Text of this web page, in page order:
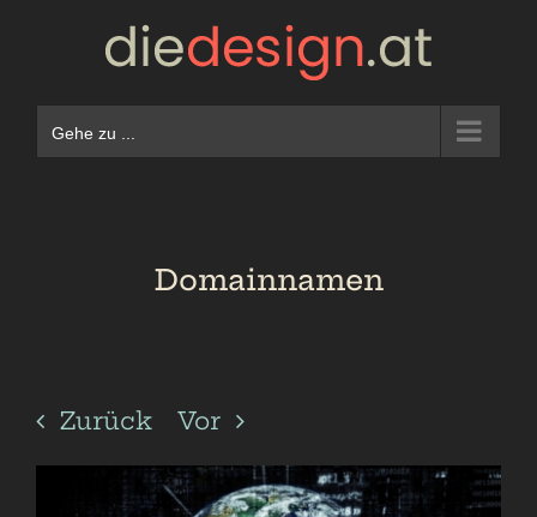
springen
Gehe zu ...
Domainnamen
Zurück Vor